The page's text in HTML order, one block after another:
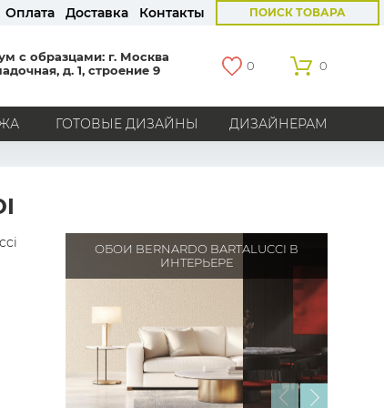
Оплата Доставка Контакты ПОИСК ТОВАРА
с образцами: г. Москва
д. 1, строение 9
0 0
ГОТОВЫЕ ДИЗАЙНЫ ДИЗАЙНЕРАМ
Loymina
Andrea Rossi
Bernardo Bartalucci
Baoqili
AS Creation
Grandeco
Luna
ОБОИ BERNARDO BARTALUCCI В
ИНТЕРЬЕРЕ